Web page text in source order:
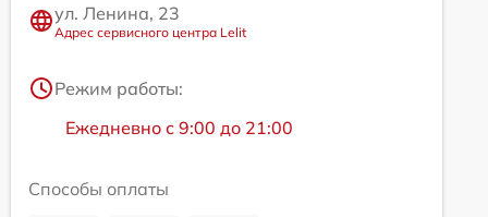
ул. Ленина, 23
Адрес сервисного центра Lelit
Режим работы:
Ежедневно с 9:00 до 21:00
Способы оплаты